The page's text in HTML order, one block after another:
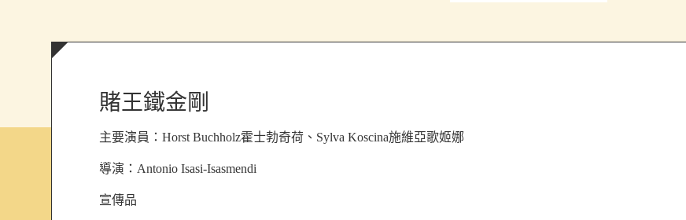
賭王鐵金剛
主要演員： Horst Buchholz霍士勃奇荷、Sylva Koscina施維亞歌姬娜
導演： Antonio Isasi-Isasmendi
宣傳品